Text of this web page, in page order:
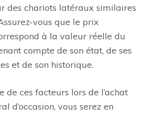
des chariots latéraux similaires
vous que le prix
à la valeur réelle du
compte de son état, de ses
et de son historique.
de ces facteurs lors de l’achat
d’occasion, vous serez en